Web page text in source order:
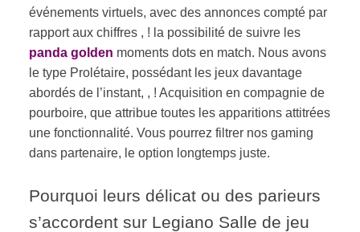
événements virtuels, avec des annonces compté par
rapport aux chiffres , ! la possibilité de suivre les
panda golden moments dots en match. Nous avons
le type Prolétaire, possédant les jeux davantage
abordés de l’instant, , ! Acquisition en compagnie de
pourboire, que attribue toutes les apparitions attitrées
une fonctionnalité. Vous pourrez filtrer nos gaming
dans partenaire, le option longtemps juste.
Pourquoi leurs délicat ou des parieurs
s’accordent sur Legiano Salle de jeu